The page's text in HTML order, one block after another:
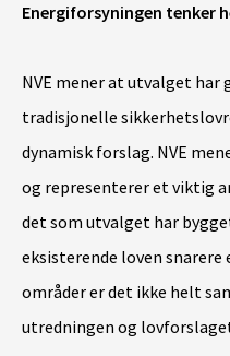
Energiforsyningen tenker
NVE mener at utvalget har
tradisjonelle
dynamisk forslag. NVE
og representerer et viktig
det som utvalget har
eksisterende loven snarere
områder er det ikke helt
utredningen og